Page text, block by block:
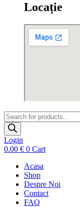
Locație
Products
search
Login
0.00 € 0 Cart
Acasa
Shop
Despre Noi
Contact
FAQ